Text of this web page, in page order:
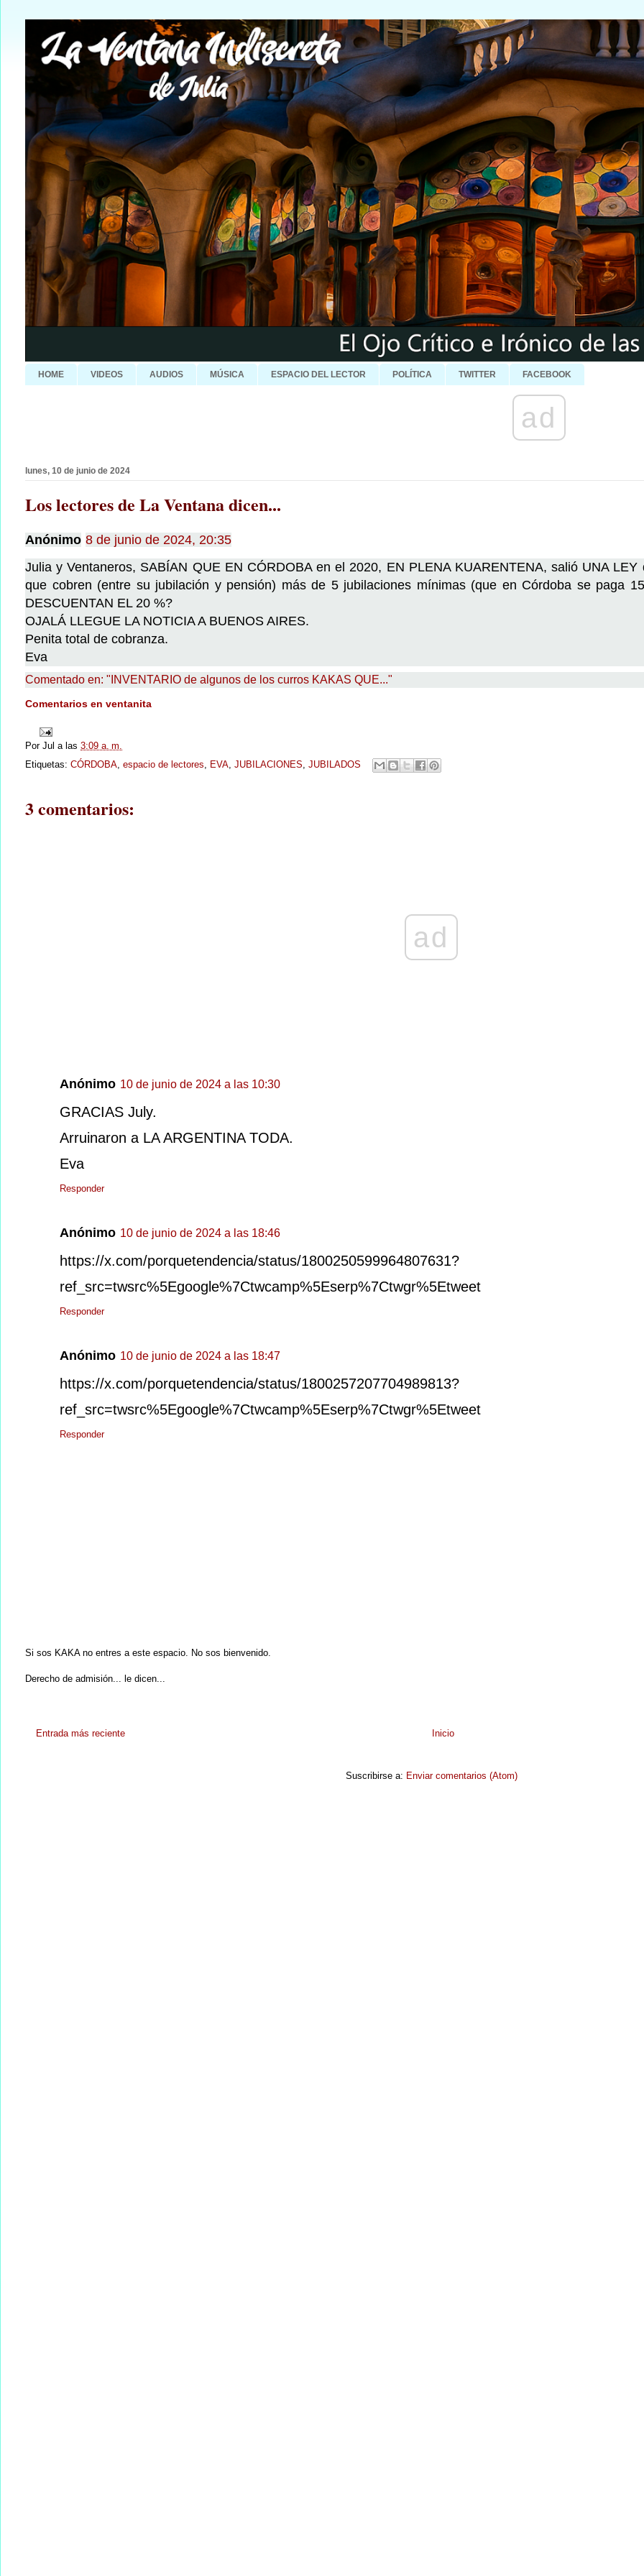
HOME VIDEOS AUDIOS MÚSICA ESPACIO DEL LECTOR POLÍTICA TWITTER FACEBOOK
ad
lunes, 10 de junio de 2024
Los lectores de La Ventana dicen...
Anónimo 8 de junio de 2024, 20:35
Julia y Ventaneros, SABÍAN QUE EN CÓRDOBA en el 2020, EN PLENA KUARENTENA, salió UNA
que cobren (entre su jubilación y pensión) más de 5 jubilaciones mínimas (que en Córdoba se paga
DESCUENTAN EL 20 %?
OJALÁ LLEGUE LA NOTICIA A BUENOS AIRES.
Penita total de cobranza.
Eva
Comentado en: "INVENTARIO de algunos de los curros KAKAS QUE..."
Comentarios en ventanita
Por Jul a las 3:09 a. m.
Etiquetas: CÓRDOBA espacio de lectores EVA JUBILACIONES JUBILADOS
3 comentarios:
ad
Anónimo 10 de junio de 2024 a las 10:30
GRACIAS July.
Arruinaron a LA ARGENTINA TODA.
Eva
Responder
Anónimo 10 de junio de 2024 a las 18:46
https://x.com/porquetendencia/status/1800250599964807631?
ref_src=twsrc%5Egoogle%7Ctwcamp%5Eserp%7Ctwgr%5Etweet
Responder
Anónimo 10 de junio de 2024 a las 18:47
https://x.com/porquetendencia/status/1800257207704989813?
ref_src=twsrc%5Egoogle%7Ctwcamp%5Eserp%7Ctwgr%5Etweet
Responder
Si sos KAKA no entres a este espacio. No sos bienvenido.
Derecho de admisión... le dicen...
Entrada más reciente Inicio
Suscribirse a: Enviar comentarios (Atom)